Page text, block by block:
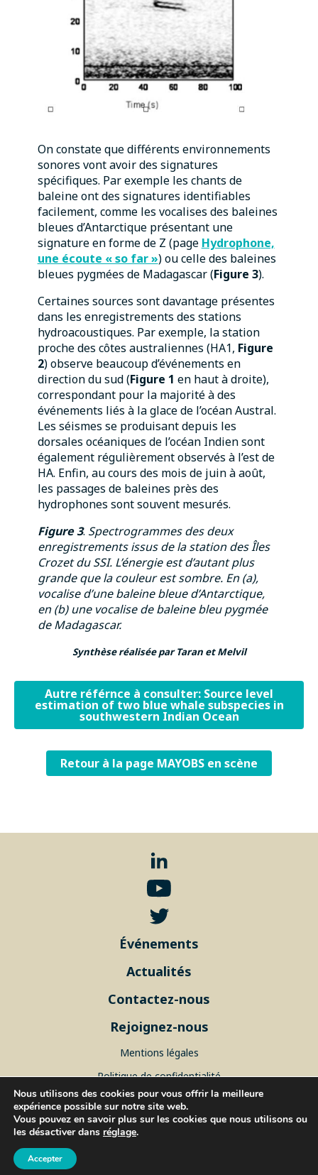
On constate que différents environnements
sonores vont avoir des signatures
spécifiques. Par exemple les chants de
baleine ont des signatures identifiables
facilement, comme les vocalises des baleines
bleues d’Antarctique présentant une
signature en forme de Z (page Hydrophone,
une écoute « so far ») ou celle des baleines
bleues pygmées de Madagascar (Figure 3).
Certaines sources sont davantage présentes
dans les enregistrements des stations
hydroacoustiques. Par exemple, la station
proche des côtes australiennes (HA1, Figure
2) observe beaucoup d’événements en
direction du sud (Figure 1 en haut à droite),
correspondant pour la majorité à des
événements liés à la glace de l’océan Austral.
Les séismes se produisant depuis les
dorsales océaniques de l’océan Indien sont
également régulièrement observés à l’est de
HA. Enfin, au cours des mois de juin à août,
les passages de baleines près des
hydrophones sont souvent mesurés.
Figure 3. Spectrogrammes des deux
enregistrements issus de la station des Îles
Crozet du SSI. L’énergie est d’autant plus
grande que la couleur est sombre. En (a),
vocalise d’une baleine bleue d’Antarctique,
en (b) une vocalise de baleine bleu pygmée
de Madagascar.
Synthèse réalisée par Taran et Melvil
Autre référnce à consulter: Source level
estimation of two blue whale subspecies in
southwestern Indian Ocean
Retour à la page MAYOBS en scène
Événements
Actualités
Contactez-nous
Rejoignez-nous
Mentions légales
Politique de confidentialité
Plan du site
IUEM, rue Dumont d’Urville - 29280 Plouzané, FRANCE
Nous utilisons des cookies pour vous offrir la meilleure
expérience possible sur notre site web.
Vous pouvez en savoir plus sur les cookies que nous utilisons ou
les désactiver dans réglage.
Accepter